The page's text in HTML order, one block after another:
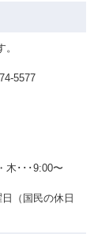
5577
木･･･9:00〜
（国民の休日